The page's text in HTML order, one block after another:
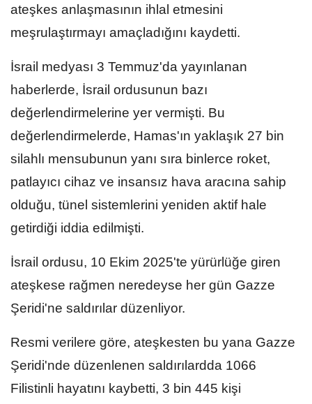
ateşkes anlaşmasının ihlal etmesini
meşrulaştırmayı amaçladığını kaydetti.
İsrail medyası 3 Temmuz'da yayınlanan
haberlerde, İsrail ordusunun bazı
değerlendirmelerine yer vermişti. Bu
değerlendirmelerde, Hamas'ın yaklaşık 27 bin
silahlı mensubunun yanı sıra binlerce roket,
patlayıcı cihaz ve insansız hava aracına sahip
olduğu, tünel sistemlerini yeniden aktif hale
getirdiği iddia edilmişti.
İsrail ordusu, 10 Ekim 2025'te yürürlüğe giren
ateşkese rağmen neredeyse her gün Gazze
Şeridi'ne saldırılar düzenliyor.
Resmi verilere göre, ateşkesten bu yana Gazze
Şeridi'nde düzenlenen saldırılardda 1066
Filistinli hayatını kaybetti, 3 bin 445 kişi